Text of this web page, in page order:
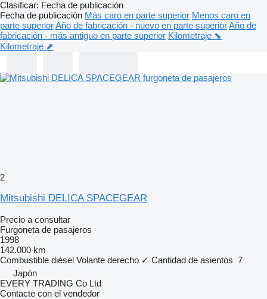
Clasificar: Fecha de publicación
Fecha de publicación Más caro en parte superior Menos caro en
parte superiorAño de fabricación - nuevo en parte superiorAño de
fabricación - más antiguo en parte superior Kilometraje ⬊
Kilometraje ⬈
2
Mitsubishi DELICA SPACEGEAR
Precio a consultar
Furgoneta de pasajeros
1998
142.000 km
Combustible diésel Volante derecho ✓ Cantidad de asientos 7
Japón
EVERY TRADING Co Ltd
Contacte con el vendedor